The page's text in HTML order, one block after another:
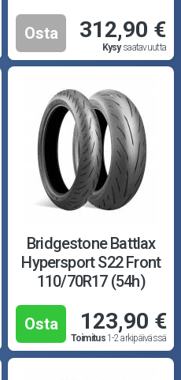
Osta 312,90 €
Kysysaatavuutta
Bridgestone Battlax
Hypersport S22 Front
110/70R17 (54h)
Osta 123,90 €
Toimitus1-2 arkipäivässä